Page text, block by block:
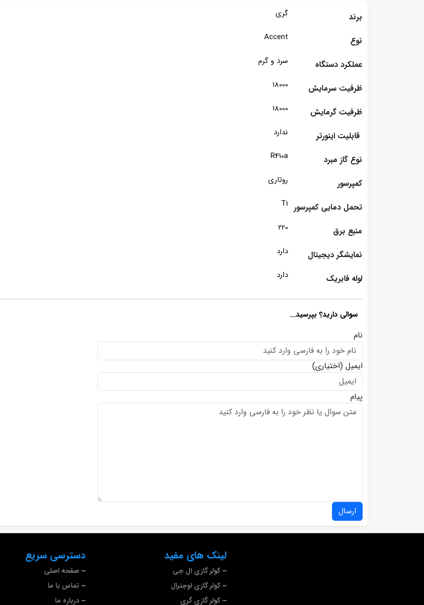
برند گری
نوع Accent
عملکرد دستگاه سرد و گرم
ظرفیت سرمایش 18000
ظرفیت گرمایش 18000
قابلیت اینورتر ندارد
نوع گاز مبرد R410a
کمپرسور روتاری
تحمل دمایی کمپرسور T1
منبع برق 220
نمایشگر دیجیتال دارد
لوله فابریک دارد
سوالی دارید؟ بپرسید...
نام
ایمیل (اختیاری)
پیام
ارسال
لینک های مفید
کولر گازی ال جی
کولر گازی اوجنرال
کولر گازی گری
دسترسی سریع
صفحه اصلی
تماس با ما
درباره ما